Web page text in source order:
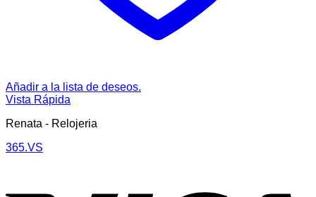
Añadir a la lista de deseos.
Vista Rápida
Renata - Relojeria
365.VS